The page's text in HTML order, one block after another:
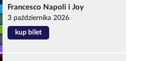
Francesco Napoli i Joy
3 października 2026
kup bilet